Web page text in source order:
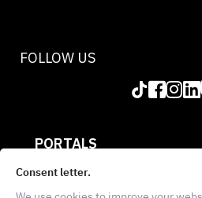
PORTALS
CORPORATE
FOLLOW US
Consent letter.